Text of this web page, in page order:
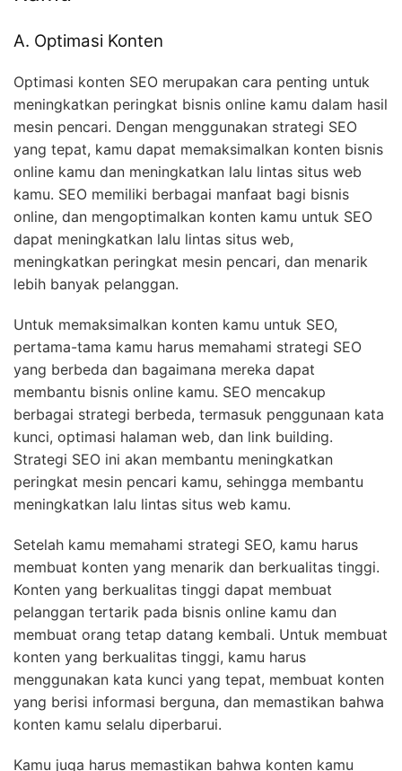
A. Optimasi Konten
Optimasi konten SEO merupakan cara penting untuk
meningkatkan peringkat bisnis online kamu dalam hasil
mesin pencari. Dengan menggunakan strategi SEO
yang tepat, kamu dapat memaksimalkan konten bisnis
online kamu dan meningkatkan lalu lintas situs web
kamu. SEO memiliki berbagai manfaat bagi bisnis
online, dan mengoptimalkan konten kamu untuk SEO
dapat meningkatkan lalu lintas situs web,
meningkatkan peringkat mesin pencari, dan menarik
lebih banyak pelanggan.
Untuk memaksimalkan konten kamu untuk SEO,
pertama-tama kamu harus memahami strategi SEO
yang berbeda dan bagaimana mereka dapat
membantu bisnis online kamu. SEO mencakup
berbagai strategi berbeda, termasuk penggunaan kata
kunci, optimasi halaman web, dan link building.
Strategi SEO ini akan membantu meningkatkan
peringkat mesin pencari kamu, sehingga membantu
meningkatkan lalu lintas situs web kamu.
Setelah kamu memahami strategi SEO, kamu harus
membuat konten yang menarik dan berkualitas tinggi.
Konten yang berkualitas tinggi dapat membuat
pelanggan tertarik pada bisnis online kamu dan
membuat orang tetap datang kembali. Untuk membuat
konten yang berkualitas tinggi, kamu harus
menggunakan kata kunci yang tepat, membuat konten
yang berisi informasi berguna, dan memastikan bahwa
konten kamu selalu diperbarui.
Kamu juga harus memastikan bahwa konten kamu